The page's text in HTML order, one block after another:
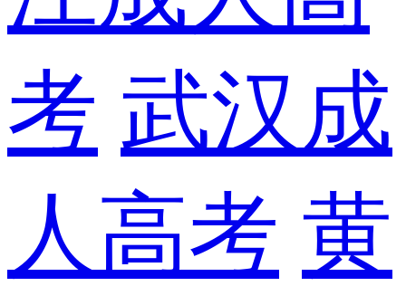
考 武汉成
人高考 黄